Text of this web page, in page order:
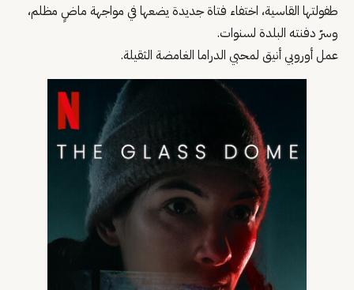
طفولتها القاسية، اختفاء فتاة جديدة يضعها في مواجهة ماضٍ مظلم،
وسرّ دفنته البلدة لسنوات.
عمل أوروبي أنيق لمحبي الدراما الغامضة الثقيلة.